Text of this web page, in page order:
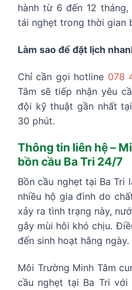
hành từ 6 đến 12
tái nghẹt trong thời gian
Làm sao để đặt lịch
Chỉ cần gọi hotline 078
Tâm sẽ tiếp nhận yêu
đội kỹ thuật gần nhất
30 phút.
Thông tin liên hệ –
bồn cầu Ba Tri 24/7
Bồn cầu nghẹt tại Ba
nhiều hộ gia đình do
xảy ra tình trạng này,
gây mùi hôi khó chịu.
đến sinh hoạt hằng ngày.
Môi Trường Minh Tâm
cầu nghẹt tại Ba Tri với